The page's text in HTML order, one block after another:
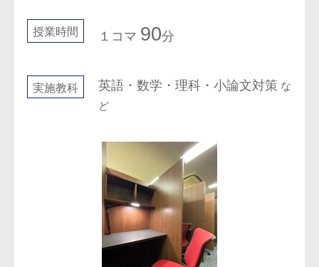
授業時間 １コマ 90分
実施教科 英語・数学・理科・小論文対策 な
ど